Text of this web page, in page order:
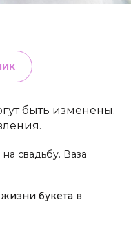
быть изменены.
свадьбу. Ваза
букета в